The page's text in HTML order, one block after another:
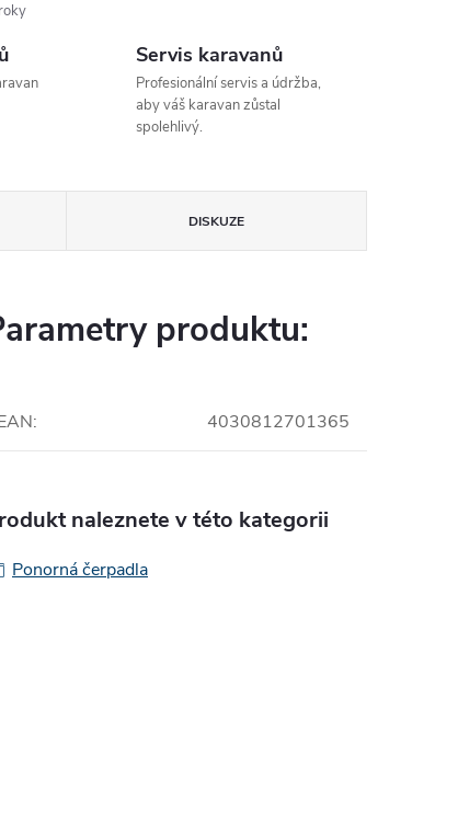
Servis karavanů
Profesionální servis a údržba,
aby váš karavan zůstal
spolehlivý.
DISKUZE
produktu:
: 4030812701365
naleznete v této kategorii
Ponorná čerpadla